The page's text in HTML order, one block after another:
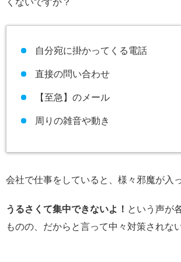
くないですか？
自分宛に掛かってくる電話
直接の問い合わせ
【至急】のメール
周りの雑音や動き
会社で仕事をしていると、様々邪魔が入
うるさくて集中できないよ！ という声が
ものの、だからと言って中々対策されな